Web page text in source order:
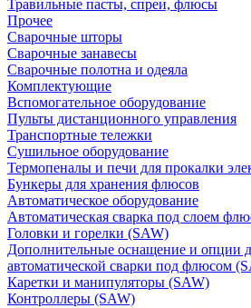
Травильные пасты, спреи, флюсы
Прочее
Сварочные шторы
Сварочные занавесы
Сварочные полотна и одеяла
Комплектующие
Вспомогательное оборудование
Пульты дистанционного управления
Транспортные тележки
Сушильное оборудование
Термопеналы и печи для прокалки
Бункеры для хранения флюсов
Автоматическое оборудование
Автоматическая сварка под слоем
Головки и горелки (SAW)
Дополнительные оснащение и опции
автоматической сварки под флюсом
Каретки и манипуляторы (SAW)
Контроллеры (SAW)